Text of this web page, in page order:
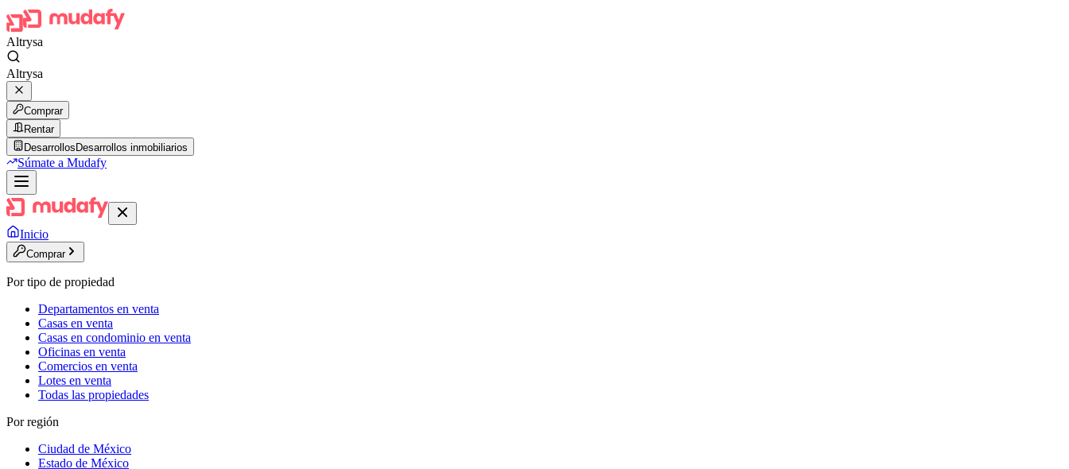
Altrysa
Altrysa
Comprar
Rentar
Desarrollos Desarrollos inmobiliarios
Súmate a Mudafy
Inicio
Comprar
Por tipo de propiedad
Departamentos en venta
Casas en venta
Casas en condominio en venta
Oficinas en venta
Comercios en venta
Lotes en venta
Todas las propiedades
Por región
Ciudad de México
Estado de México